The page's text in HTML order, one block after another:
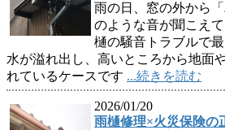
雨の日、窓の外から
のような音が聞こえ
樋の騒音トラブルで
水が溢れ出し、高いところから地面
れているケースです ...続きを読む
2026/01/20
雨樋修理×火災保険の